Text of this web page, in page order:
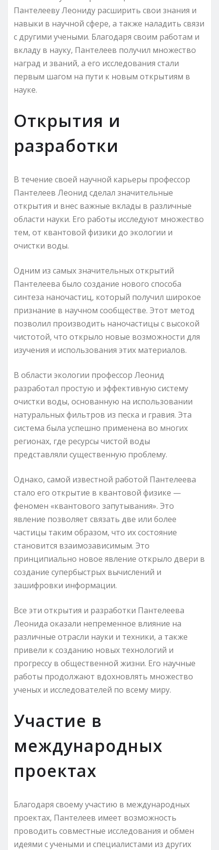
Пантелееву Леониду расширить свои знания и
навыки в научной сфере, а также наладить связи
с другими учеными. Благодаря своим работам и
вкладу в науку, Пантелеев получил множество
наград и званий, а его исследования стали
первым шагом на пути к новым открытиям в
науке.
Открытия и
разработки
В течение своей научной карьеры профессор
Пантелеев Леонид сделал значительные
открытия и внес важные вклады в различные
области науки. Его работы исследуют множество
тем, от квантовой физики до экологии и
очистки воды.
Одним из самых значительных открытий
Пантелеева было создание нового способа
синтеза наночастиц, который получил широкое
признание в научном сообществе. Этот метод
позволил производить наночастицы с высокой
чистотой, что открыло новые возможности для
изучения и использования этих материалов.
В области экологии профессор Леонид
разработал простую и эффективную систему
очистки воды, основанную на использовании
натуральных фильтров из песка и гравия. Эта
система была успешно применена во многих
регионах, где ресурсы чистой воды
представляли существенную проблему.
Однако, самой известной работой Пантелеева
стало его открытие в квантовой физике —
феномен «квантового запутывания». Это
явление позволяет связать две или более
частицы таким образом, что их состояние
становится взаимозависимым. Это
принципиально новое явление открыло двери в
создание супербыстрых вычислений и
зашифровки информации.
Все эти открытия и разработки Пантелеева
Леонида оказали непременное влияние на
различные отрасли науки и техники, а также
привели к созданию новых технологий и
прогрессу в общественной жизни. Его научные
работы продолжают вдохновлять множество
ученых и исследователей по всему миру.
Участие в
международных
проектах
Благодаря своему участию в международных
проектах, Пантелеев имеет возможность
проводить совместные исследования и обмен
идеями с учеными и специалистами из других